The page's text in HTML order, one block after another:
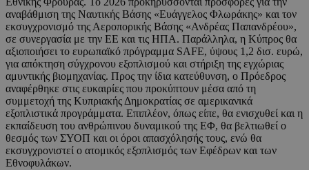
αναβάθμιση της Ναυτικής Βάσης «Ευάγγελος Φλωράκης» και τον
εκσυγχρονισμό της Αεροπορικής Βάσης «Ανδρέας Παπανδρέου»,
σε συνεργασία με την ΕΕ και τις ΗΠΑ. Παράλληλα, η Κύπρος θα
αξιοποιήσει το ευρωπαϊκό πρόγραμμα SAFE, ύψους 1,2 δισ. ευρώ,
για απόκτηση σύγχρονου εξοπλισμού και στήριξη της εγχώριας
αμυντικής βιομηχανίας. Προς την ίδια κατεύθυνση, ο Πρόεδρος
αναφέρθηκε στις ευκαιρίες που προκύπτουν μέσα από τη
συμμετοχή της Κυπριακής Δημοκρατίας σε αμερικανικά
εξοπλιστικά προγράμματα. Επιπλέον, όπως είπε, θα ενισχυθεί και η
εκπαίδευση του ανθρώπινου δυναμικού της ΕΦ, θα βελτιωθεί ο
θεσμός των ΣΥΟΠ και οι όροι απασχόλησής τους, ενώ θα
εκσυγχρονιστεί ο ατομικός εξοπλισμός των Εφέδρων και των
Εθνοφυλάκων.